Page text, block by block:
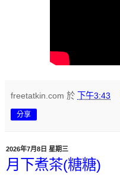
freetatkin.com 於 下午3:43
分享
2026年7月8日 星期三
月下煮茶(糖糖)